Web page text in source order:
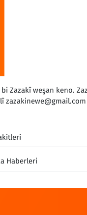
Zazakî weşan keno.
zazakinewe@gmail.com
Haberleri